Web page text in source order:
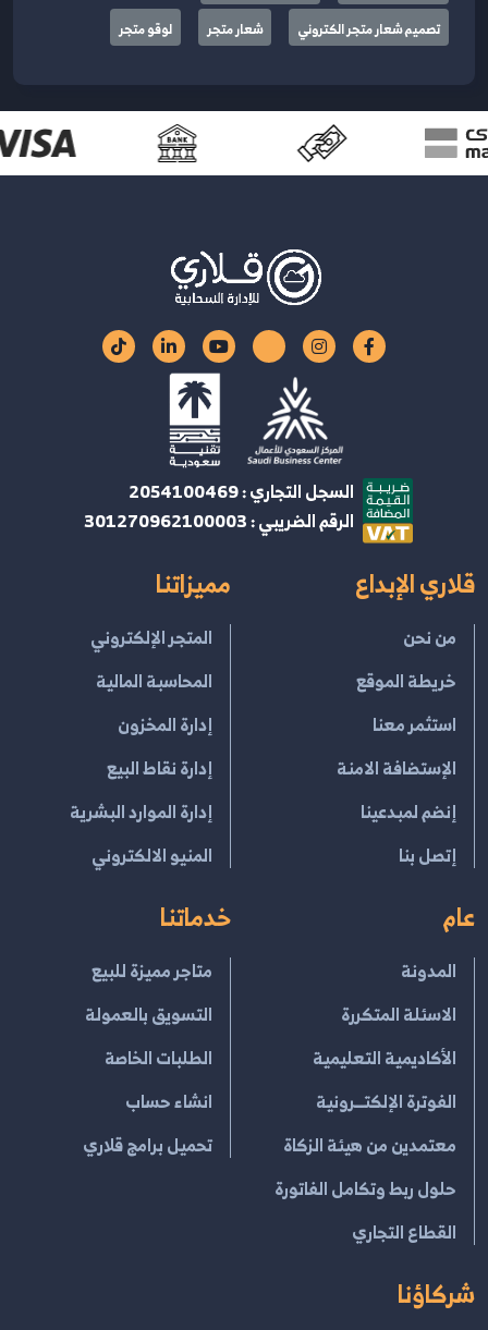
تصميم شعار متجر الكتروني
شعار متجر لوقو متجر
السجل التجاري : 2054100469
الرقم الضريبي : 301270962100003
قلاري الإبداع
من نحن
خريطة الموقع
استثمر معنا
الإستضافة الامنة
إنضم لمبدعينا
إتصل بنا
مميزاتنا
المتجر الإلكتروني
المحاسبة المالية
إدارة المخزون
إدارة نقاط البيع
إدارة الموارد البشرية
المنيو الالكتروني
عام
المدونة
الاسئلة المتكررة
الأكاديمية التعليمية
الفوترة الإلكتــرونية
معتمدين من هيئة الزكاة
حلول ربط وتكامل الفاتورة
القطاع التجاري
خدماتنا
متاجر مميزة للبيع
التسويق بالعمولة
الطلبات الخاصة
انشاء حساب
تحميل برامج قلاري
شركاؤنا